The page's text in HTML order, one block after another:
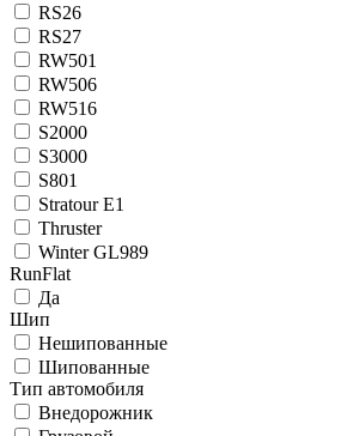
RS26
RS27
RW501
RW506
RW516
S2000
S3000
S801
Stratour E1
Thruster
Winter GL989
RunFlat
Да
Шип
Нешипованные
Шипованные
Тип автомобиля
Внедорожник